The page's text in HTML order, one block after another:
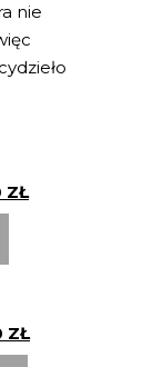
nie
ZŁ
ZŁ